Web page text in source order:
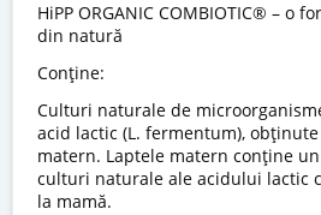
HiPP ORGANIC COMBIOTIC® – o
din natură
Conține:
Culturi naturale de
acid lactic (L. fermentum),
matern. Laptele matern conține
culturi naturale ale acidului lactic
la mamă.